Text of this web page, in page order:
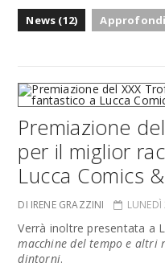
News (12)
Premiazione
per il miglior
Lucca Comics
DI IRENE GRAZZINI
Verrà inoltre presentata a
macchine del tempo e altri
dintorni.